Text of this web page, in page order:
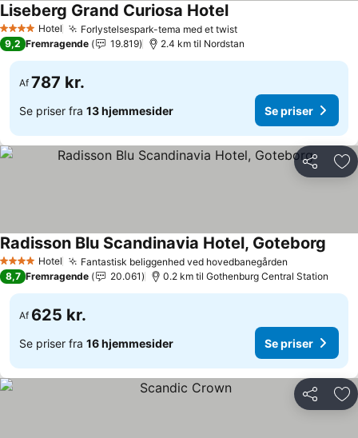
4 StjernerHotel Forlystelsespark-tema med et twist
Liseberg Grand Curiosa Hotel
9,2 Fremragende 19.819 2.4 km til Nordstan
Af 787 kr.
Se priser fra 13 hjemmesider Se priser
Del
4 StjernerHotel Fantastisk beliggenhed ved hovedbanegården
Radisson Blu Scandinavia Hotel, Goteborg
8,7 Fremragende 20.061 0.2 km til Gothenburg Central Station
Af 625 kr.
Se priser fra 16 hjemmesider Se priser
Del